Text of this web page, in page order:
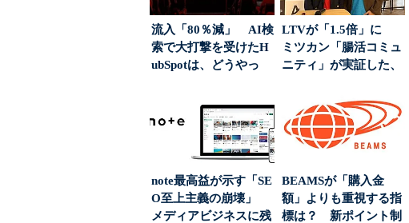
流入「80％減」 AI検
索で大打撃を受けたH
ubSpotは、どうやっ
LTVが「1.5倍」に
ミツカン「腸活コミュ
ニティ」が実証した、
note最高益が示す「SE
O至上主義の崩壊」
メディアビジネスに残
BEAMSが「購入金
額」よりも重視する指
標は？ 新ポイント制